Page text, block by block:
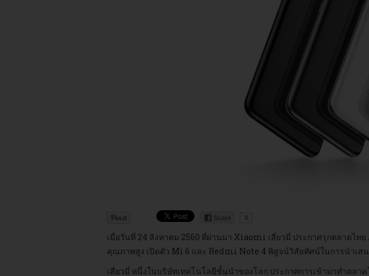
Share 0
เมื่อวันที่ 24 สิงหาคม 2560 ที่ผ่านมา Xiaomi เสี่ยวมี่ ประกาศรุกตลาดไ
คุณภาพสูง เปิดตัว Mi 6 และ Redmi Note 4 พิสูจน์วิสัยทัศน์ในการนำเ
เสี่ยวมี่ หนึ่งในบริษัทเทคโนโลยีชั้นนำของโลก ประกาศการเข้ามาทำตลา